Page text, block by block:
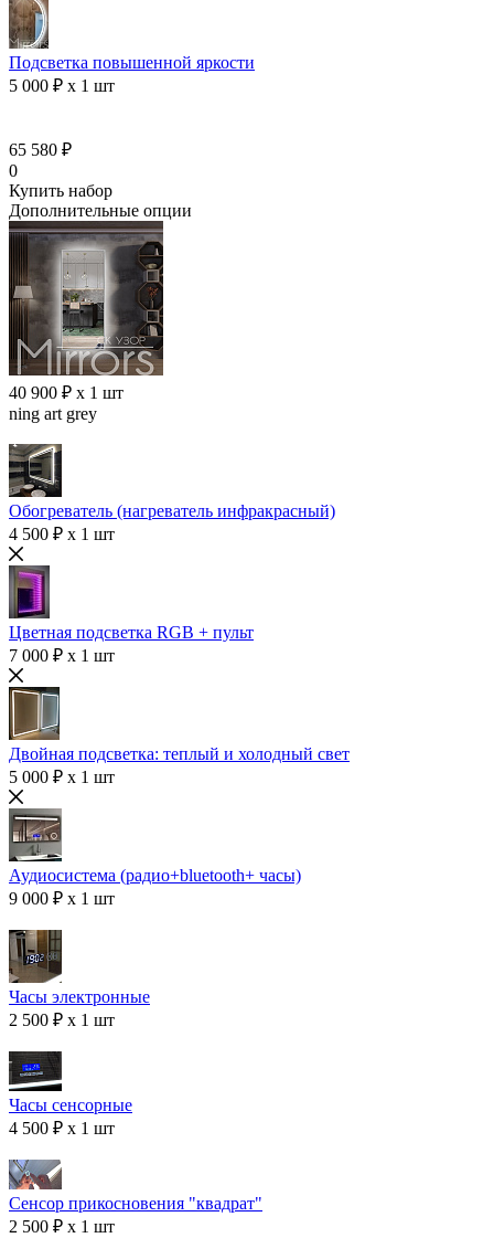
Подсветка повышенной яркости
5 000 ₽ x 1 шт
65 580 ₽
0
Купить набор
Дополнительные опции
40 900 ₽ x 1 шт
ning art grey
Обогреватель (нагреватель инфракрасный)
4 500 ₽ x 1 шт
Цветная подсветка RGB + пульт
7 000 ₽ x 1 шт
Двойная подсветка: теплый и холодный свет
5 000 ₽ x 1 шт
Аудиосистема (радио+bluetooth+ часы)
9 000 ₽ x 1 шт
Часы электронные
2 500 ₽ x 1 шт
Часы сенсорные
4 500 ₽ x 1 шт
Сенсор прикосновения "квадрат"
2 500 ₽ x 1 шт